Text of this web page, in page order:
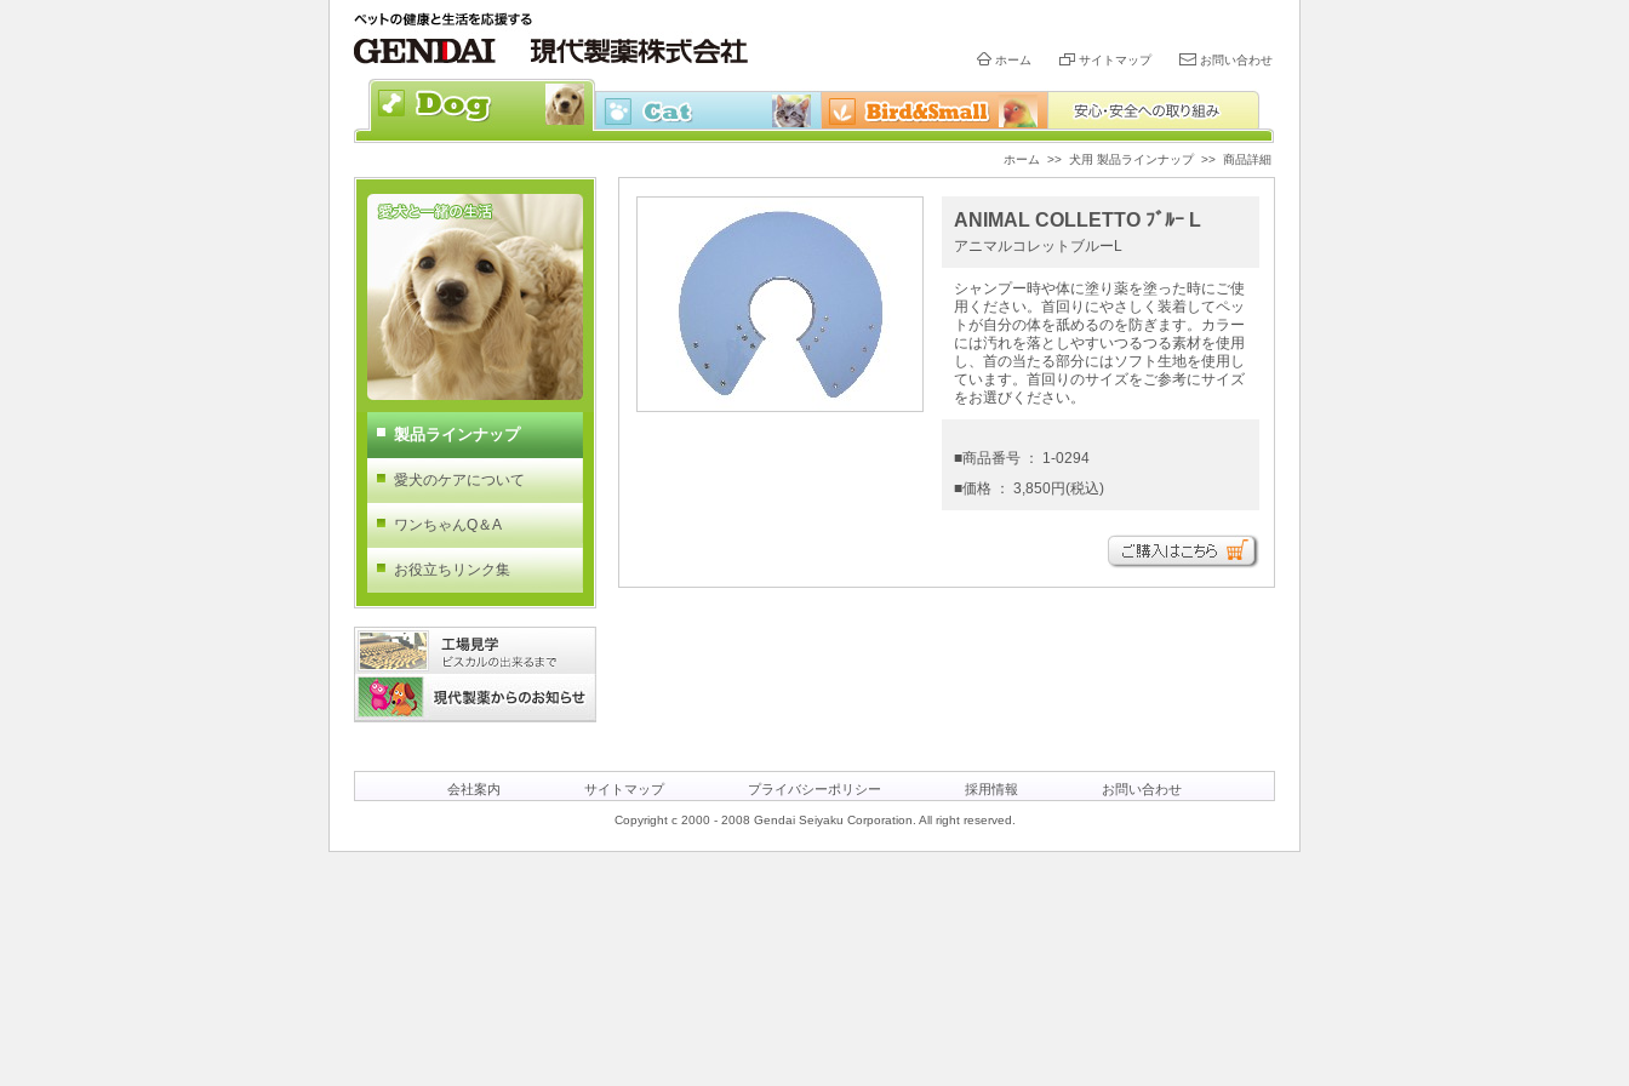
ホーム サイトマップ お問い合わせ
ホーム >> 犬用 製品ラインナップ>> 商品詳細
製品ラインナップ
愛犬のケアについて
ワンちゃんQ＆A
お役立ちリンク集
ANIMAL COLLETTO ﾌﾞﾙｰ L
アニマルコレットブルーL
シャンプー時や体に塗り薬を塗った時にご使
用ください。首回りにやさしく装着してペッ
トが自分の体を舐めるのを防ぎます。カラー
には汚れを落としやすいつるつる素材を使用
し、首の当たる部分にはソフト生地を使用し
ています。首回りのサイズをご参考にサイズ
をお選びください。
■商品番号 ： 1-0294
■価格 ： 3,850円(税込)
会社案内 サイトマップ プライバシーポリシー 採用情報 お問い合わせ
Copyright c 2000 - 2008 Gendai Seiyaku Corporation. All right reserved.